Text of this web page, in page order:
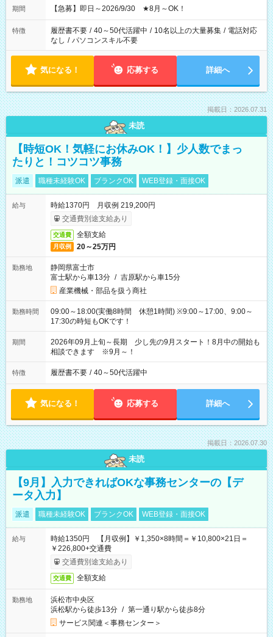
期間 【急募】即日～2026/9/30 ★8月～OK！
特徴 履歴書不要 / 40～50代活躍中 / 10名以上の大量募集 / 電話対応
なし / パソコンスキル不要
気になる！ 応募する 詳細へ
掲載日：2026.07.31
未読
【時短OK！気軽にお休みOK！】少人数でまっ
たりと！コツコツ事務
派遣 職種未経験OK ブランクOK WEB登録・面接OK
給与
時給1370円 月収例 219,200円
交通費別途支給あり
交通費 全額支給
月収例 20～25万円
勤務地
静岡県富士市
富士駅から車13分 / 吉原駅から車15分
産業機械・部品を扱う商社
勤務時間
09:00～18:00(実働8時間 休憩1時間) ※9:00～17:00、9:00～
17:30の時短もOKです！
期間
2026年09月上旬～長期 少し先の9月スタート！8月中の開始も
相談できます ※9月～！
特徴 履歴書不要 / 40～50代活躍中
気になる！ 応募する 詳細へ
掲載日：2026.07.30
未読
【9月】入力できればOKな事務センターの【デ
ータ入力】
派遣 職種未経験OK ブランクOK WEB登録・面接OK
給与
時給1350円 【月収例】￥1,350×8時間＝￥10,800×21日＝
￥226,800+交通費
交通費別途支給あり
交通費 全額支給
勤務地
浜松市中央区
浜松駅から徒歩13分 / 第一通り駅から徒歩8分
サービス関連＜事務センター＞